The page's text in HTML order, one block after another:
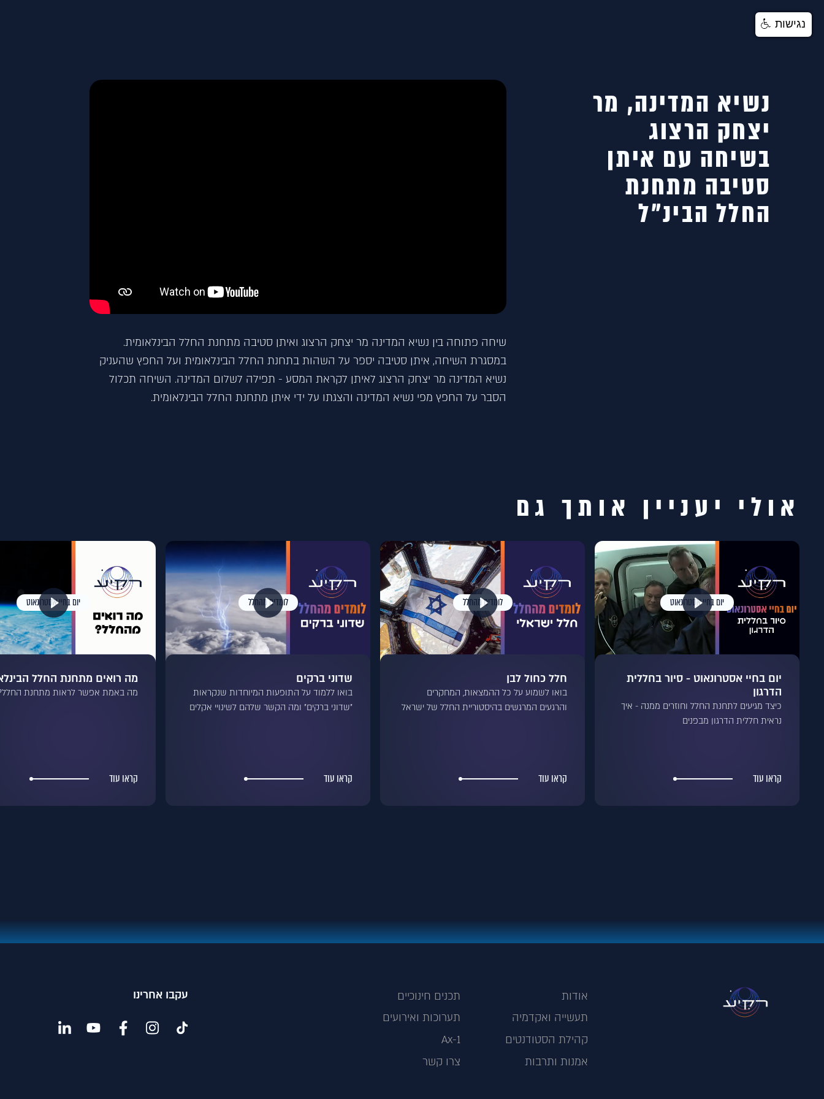
נשיא המדינה, מר
יצחק הרצוג
בשיחה עם איתן
סטיבה מתחנת
החלל הבינ״ל
שיחה פתוחה בין נשיא המדינה מר יצחק הרצוג ואיתן סטיבה מתחנת החלל הבינלאומית.
במסגרת השיחה, איתן סטיבה יספר על השהות בתחנת החלל הבינלאומית ועל החפץ שהעניק
נשיא המדינה מר יצחק הרצוג לאיתן לקראת המסע - תפילה לשלום המדינה. השיחה תכלול
הסבר על החפץ מפי נשיא המדינה והצגתו על ידי איתן מתחנת החלל הבינלאומית.
אולי יעניין אותך גם
יום בחיי אסטרונאוט
יום בחיי אסטרונאוט - סיור בחללית
הדרגון
כיצד מגיעים לתחנת החלל וחוזרים ממנה - איך
נראית חללית הדרגון מבפנים
קראו עוד
לומדים מהחלל
חלל כחול לבן
בואו לשמוע על כל ההמצאות, המחקרים
והרגעים המרגשים בהיסטוריית החלל של ישראל
קראו עוד
לומדים מהחלל
שדוני ברקים
בואו ללמוד על התופעות המיוחדות שנקראות
"שדוני ברקים" ומה הקשר שלהם לשינויי אקלים
קראו עוד
יום בחיי אסטרונאוט
מה רואים מתחנת החלל
מה באמת אפשר לראות מתחנת
קראו עוד
אודות
תכנים חינוכיים
תעשייה ואקדמיה
תערוכות ואירועים
קהילת הסטודנטים
Ax-1
אמנות ותרבות
צרו קשר
עקבו אחרינו
נגישות